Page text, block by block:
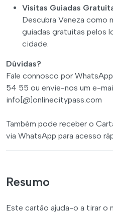
Visitas Guiadas
Descubra Veneza como
guiadas gratuitas pelos
cidade.
Dúvidas?
Fale connosco por
54 55 ou envie-nos um e-
info[@]onlinecitypass.com
Também pode receber o
via WhatsApp para acesso
Resumo
Este cartão ajuda-o a tirar o